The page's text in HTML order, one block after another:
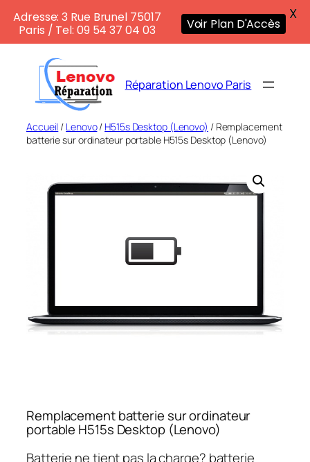
contenu
Réparation Lenovo Paris
Accueil / Lenovo/ H515s Desktop (Lenovo) / Remplacement
batterie sur ordinateur portable H515s Desktop (Lenovo)
Remplacement batterie sur ordinateur
portable H515s Desktop (Lenovo)
Batterie ne tient pas la charge? batterie
Adresse: 3 Rue Brunel 75017
Paris / Tel: 09 54 37 04 03
Voir Plan D'Accès
X